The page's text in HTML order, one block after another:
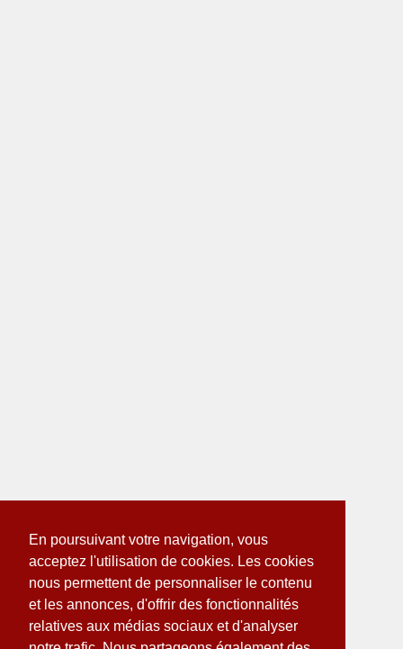
En poursuivant votre navigation, vous
acceptez l'utilisation de cookies. Les cookies
nous permettent de personnaliser le contenu
et les annonces, d'offrir des fonctionnalités
relatives aux médias sociaux et d'analyser